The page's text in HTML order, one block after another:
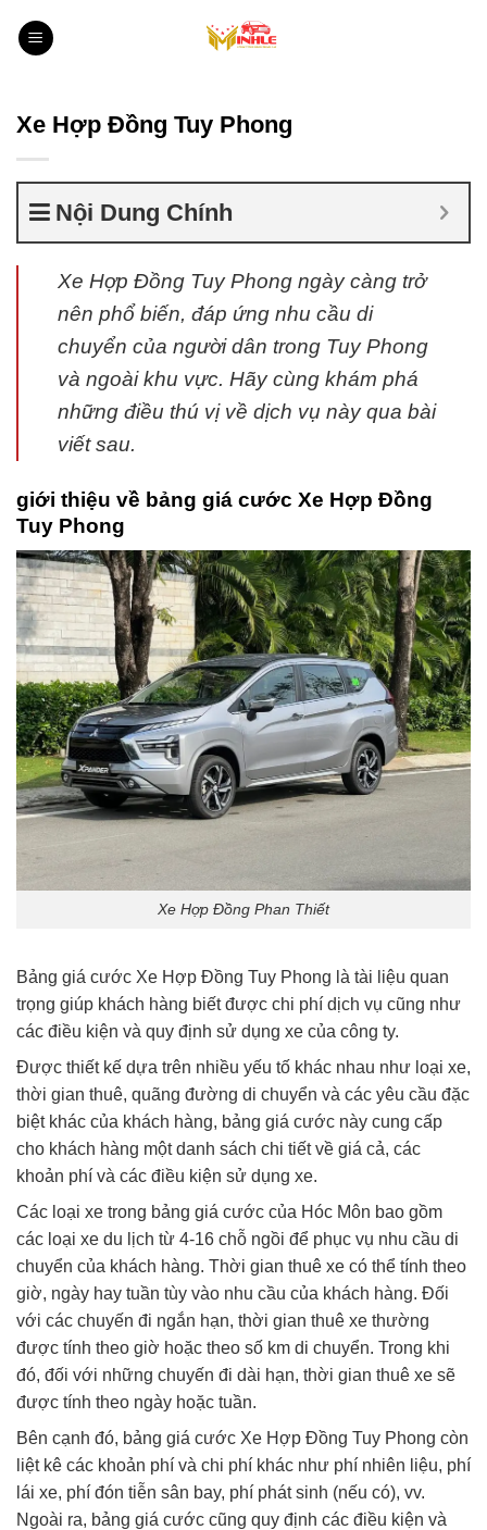
qua
Xe Hợp Đồng Tuy Phong
Nội Dung Chính
Xe Hợp Đồng Tuy Phong ngày càng trở
nên phổ biến, đáp ứng nhu cầu di
chuyển của người dân trong Tuy Phong
và ngoài khu vực. Hãy cùng khám phá
những điều thú vị về dịch vụ này qua bài
viết sau.
giới thiệu về bảng giá cước Xe Hợp Đồng
Tuy Phong
Xe Hợp Đồng Phan Thiết
Bảng giá cước Xe Hợp Đồng Tuy Phong là tài liệu quan
trọng giúp khách hàng biết được chi phí dịch vụ cũng như
các điều kiện và quy định sử dụng xe của công ty.
Được thiết kế dựa trên nhiều yếu tố khác nhau như loại xe,
thời gian thuê, quãng đường di chuyển và các yêu cầu đặc
biệt khác của khách hàng, bảng giá cước này cung cấp
cho khách hàng một danh sách chi tiết về giá cả, các
khoản phí và các điều kiện sử dụng xe.
Các loại xe trong bảng giá cước của Hóc Môn bao gồm
các loại xe du lịch từ 4-16 chỗ ngồi để phục vụ nhu cầu di
chuyển của khách hàng. Thời gian thuê xe có thể tính theo
giờ, ngày hay tuần tùy vào nhu cầu của khách hàng. Đối
với các chuyến đi ngắn hạn, thời gian thuê xe thường
được tính theo giờ hoặc theo số km di chuyển. Trong khi
đó, đối với những chuyến đi dài hạn, thời gian thuê xe sẽ
được tính theo ngày hoặc tuần.
Bên cạnh đó, bảng giá cước Xe Hợp Đồng Tuy Phong còn
liệt kê các khoản phí và chi phí khác như phí nhiên liệu, phí
lái xe, phí đón tiễn sân bay, phí phát sinh (nếu có), vv.
Ngoài ra, bảng giá cước cũng quy định các điều kiện và